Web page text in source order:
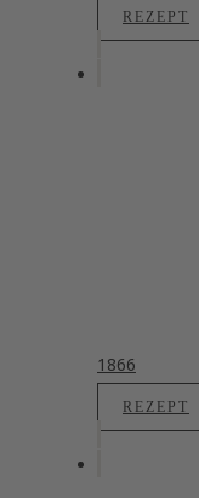
REZEPT
1866
REZEPT